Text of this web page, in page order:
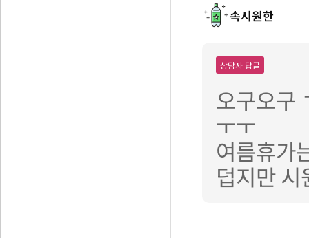
속시원한
상담사 답글
오구오구
ㅜㅜ
여름휴가
덥지만